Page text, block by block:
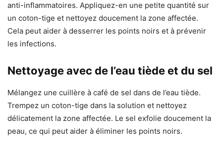
anti-inflammatoires. Appliquez-en une petite quantité sur
un coton-tige et nettoyez doucement la zone affectée.
Cela peut aider à desserrer les points noirs et à prévenir
les infections.
Nettoyage avec de l’eau tiède et du sel
Mélangez une cuillère à café de sel dans de l’eau tiède.
Trempez un coton-tige dans la solution et nettoyez
délicatement la zone affectée. Le sel exfolie doucement la
peau, ce qui peut aider à éliminer les points noirs.